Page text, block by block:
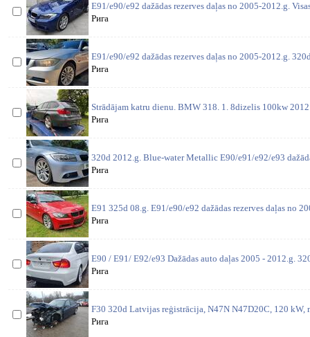
E91/e90/e92 dažādas rezerves daļas no 2005-2012.g.
Рига
E91/e90/e92 dažādas rezerves daļas no 2005-2012.g.
Рига
Strādājam katru dienu. BMW 318. 1. 8dizelis 100kw
Рига
320d 2012.g. Blue-water Metallic E90/e91/e92/e93
Рига
E91 325d 08.g. E91/e90/e92 dažādas rezerves daļas no
Рига
E90 / E91/ E92/e93 Dažādas auto daļas 2005 - 2012.g.
Рига
F30 320d Latvijas reģistrācija, N47N N47D20C, 120 kW,
Рига